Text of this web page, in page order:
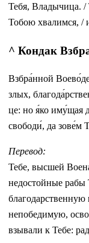
Тебя, Владычица. /
Тобою хвалимся, /
^ Кондак
Взбра́нной
злых,
це: но я́ко иму́щая
сво­бо­ди́, да зо­ве́м
Перевод:
Тебе, высшей
недостойные рабы
непобедимую,
взывали к Тебе: